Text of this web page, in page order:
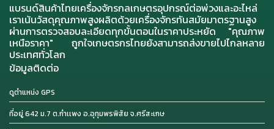
แบรนด์สินค้าไทยเครื่องจักรกลเกษตรอุปกรณ์ต่อพ่วงและอะไหล่
เราเน้นวัสดุคุณภาพสูงผลิตด้วยเครื่องจักรทันสมัยมาตรฐานสูง
ผ่านการตรวจสอบละเอียดทุกขั้นตอนในราคาประหยัด "คุณภาพ
เหนือราคา" ถูกใจเกษตรกรไทยยังสามารถส่งขายไปไกลหลาย
ประเทศทั่วโลก
ข้อมูลติดต่อ
ดูตำแหน่ง GPS
ที่อยู่ 642 ม.7 ต.กำเเพง อ.อุทุมพรพิสัย จ.ศรีสะเกษ